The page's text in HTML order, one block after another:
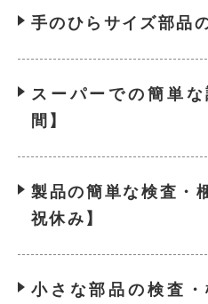
手のひらサイズ部品
スーパーでの簡単
間】
製品の簡単な検査・
祝休み】
小さな部品の検査